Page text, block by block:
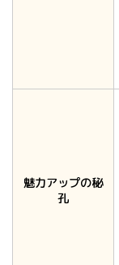
魅力アップの秘
孔